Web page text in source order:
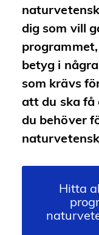
dig som vill
betyg i
som krävs
att du ska få
du behöver
Hitta